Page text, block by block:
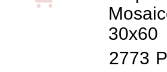
30x60
2773